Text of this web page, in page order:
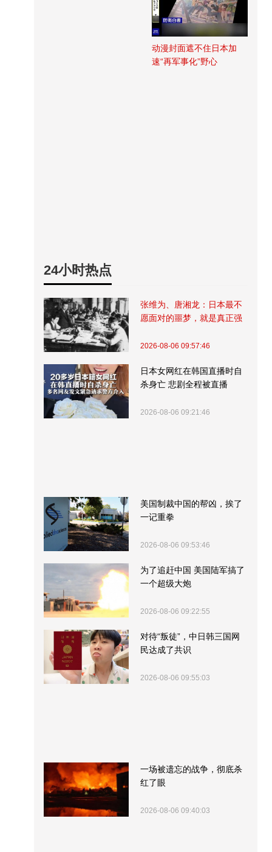
动漫封面遮不住日本加
速“再军事化”野心
24小时热点
张维为、唐湘龙：日本最不
愿面对的噩梦，就是真正强
2026-08-06 09:57:46
日本女网红在韩国直播时自
杀身亡 悲剧全程被直播
2026-08-06 09:21:46
美国制裁中国的帮凶，挨了
一记重拳
2026-08-06 09:53:46
为了追赶中国 美国陆军搞了
一个超级大炮
2026-08-06 09:22:55
对待“叛徒”，中日韩三国网
民达成了共识
2026-08-06 09:55:03
一场被遗忘的战争，彻底杀
红了眼
2026-08-06 09:40:03